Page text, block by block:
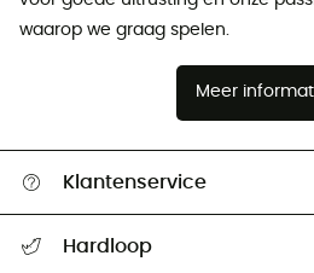
waarop we graag spelen.
Meer
Klantenservice
Mijn zending volgen
Hardloop